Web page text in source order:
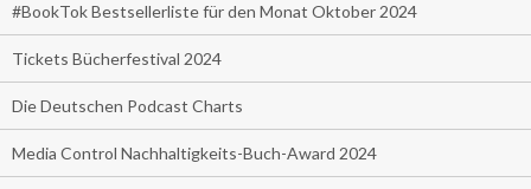
#BookTok Bestsellerliste für den Monat Oktober 2024
Tickets Bücherfestival 2024
Die Deutschen Podcast Charts
Media Control Nachhaltigkeits-Buch-Award 2024